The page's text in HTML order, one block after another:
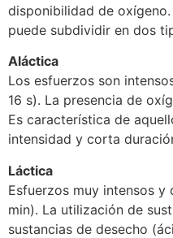
disponibilidad de
puede subdividir en dos
Aláctica
Los esfuerzos son
16 s). La presencia de
Es característica de
intensidad y corta
Láctica
Esfuerzos muy intensos y
min). La utilización de
sustancias de desecho